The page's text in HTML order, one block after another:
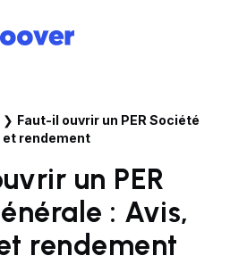
❯ Faut-il ouvrir un PER Société
et rendement
un PER
: Avis,
rendement